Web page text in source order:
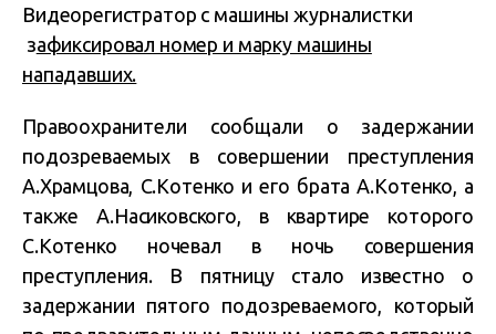
Видеорегистратор с машины журналистки
зафиксировал номер и марку машины
нападавших.
Правоохранители сообщали о задержании
подозреваемых в совершении преступления
А.Храмцова, С.Котенко и его брата А.Котенко, а
также А.Насиковского, в квартире которого
С.Котенко ночевал в ночь совершения
преступления. В пятницу стало известно о
задержании пятого подозреваемого, который